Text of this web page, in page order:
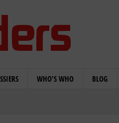
WHO'S WHO BLOG